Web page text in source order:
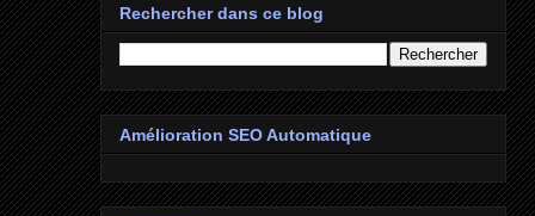
Rechercher dans ce blog
Amélioration SEO Automatique